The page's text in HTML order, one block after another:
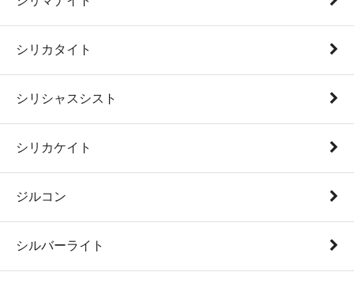
シリカタイト
シリシャスシスト
シリカケイト
ジルコン
シルバーライト